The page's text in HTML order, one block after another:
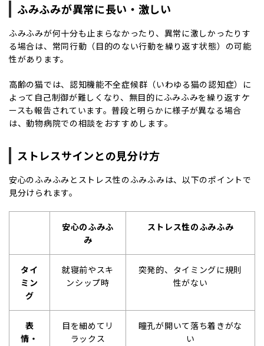
ふみふみが異常に長い・激しい
ふみふみが何十分も止まらなかったり、異常に激しかったりす
る場合は、常同行動（目的のない行動を繰り返す状態）の可能
性があります。
高齢の猫では、 認知機能不全症候群（いわゆる猫の認知症）
に
よって自己制御が難しくなり、無目的にふみふみを繰り返すケ
ースも報告されています。普段と明らかに様子が異なる場合
は、動物病院での相談をおすすめします。
ストレスサインとの見分け方
安心のふみふみとストレス性のふみふみは、以下のポイントで
見分けられます。
安心のふみふ
み
ストレス性のふみふみ
タイ
ミン
グ
就寝前やスキ
ンシップ時
突発的、タイミングに規則
性がない
表
情・
目を細めてリ
ラックス
瞳孔が開いて落ち着きがな
い